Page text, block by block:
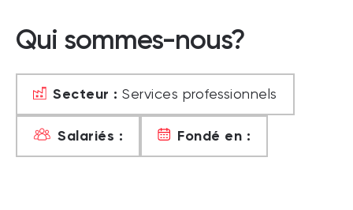
Qui sommes-nous?
Secteur : Services professionnels
Salariés : Fondé en :